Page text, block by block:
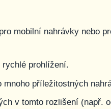
mobilní nahrávky nebo
prohlížení.
příležitostných
v tomto rozlišení (např.